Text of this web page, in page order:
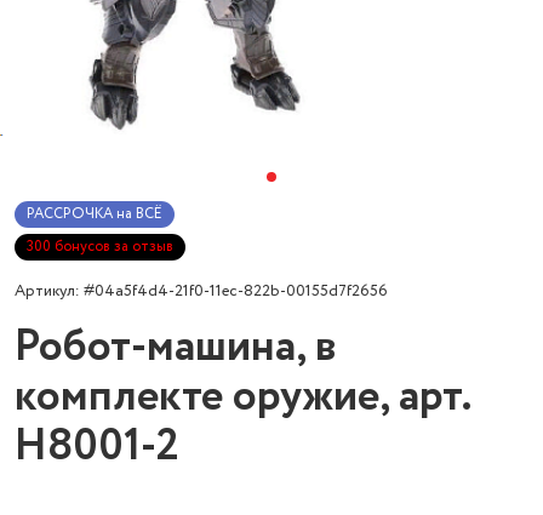
РАССРОЧКА на ВСЁ
300 бонусов за отзыв
Артикул: #04a5f4d4-21f0-11ec-822b-00155d7f2656
Робот-машина, в
комплекте оружие, арт.
H8001-2